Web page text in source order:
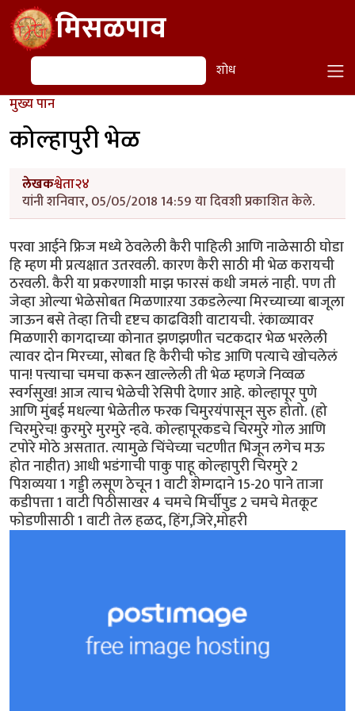
Skip to main contentमिसळपाव
शोध शोध
मुख्य पान
कोल्हापुरी भेळ
लेखकश्वेता२४
यांनी शनिवार, 05/05/2018 14:59 या दिवशी प्रकाशित केले.
परवा आईने फ्रिज मध्ये ठेवलेली कैरी पाहिली आणि नाळेसाठी घोडा
हि म्हण मी प्रत्यक्षात उतरवली. कारण कैरी साठी मी भेळ करायची
ठरवली. कैरी या प्रकरणाशी माझ फारसं कधी जमलं नाही. पण ती
जेव्हा ओल्या भेळेसोबत मिळणाऱया उकडलेल्या मिरच्याच्या बाजूला
जाऊन बसे तेव्हा तिची दृष्टच काढविशी वाटायची. रंकाळ्यावर
मिळणारी कागदाच्या कोनात झणझणीत चटकदार भेळ भरलेली
त्यावर दोन मिरच्या, सोबत हि कैरीची फोड आणि पत्याचे खोचलेलं
पान! पत्त्याचा चमचा करून खाल्लेली ती भेळ म्हणजे निव्वळ
स्वर्गसुख! आज त्याच भेळेची रेसिपी देणार आहे. कोल्हापूर पुणे
आणि मुंबई मधल्या भेळेतील फरक चिमुरयंपासून सुरु होतो. (हो
चिरमुरेच! कुरमुरे मुरमुरे न्हवे. कोल्हापूरकडचे चिरमुरे गोल आणि
टपोरे मोठे असतात. त्यामुळे चिंचेच्या चटणीत भिजून लगेच मऊ
होत नाहीत) आधी भडंगाची पाकु पाहू कोल्हापुरी चिरमुरे 2
पिशव्यया 1 गड्डी लसूण ठेचून 1 वाटी शेम्गदाने 15-20 पाने ताजा
कडीपत्ता 1 वाटी पिठीसाखर 4 चमचे मिर्चीपुड 2 चमचे मेतकूट
फोडणीसाठी 1 वाटी तेल हळद, हिंग,जिरे,मोहरी